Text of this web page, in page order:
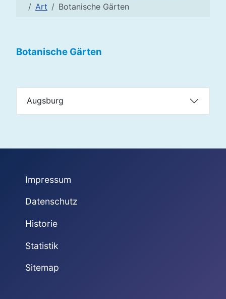
Art
Botanische Gärten
Botanische Gärten
Augsburg
Impressum
Datenschutz
Historie
Statistik
Sitemap